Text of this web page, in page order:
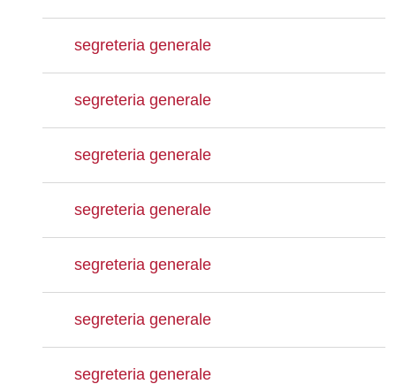
segreteria generale
segreteria generale
segreteria generale
segreteria generale
segreteria generale
segreteria generale
segreteria generale